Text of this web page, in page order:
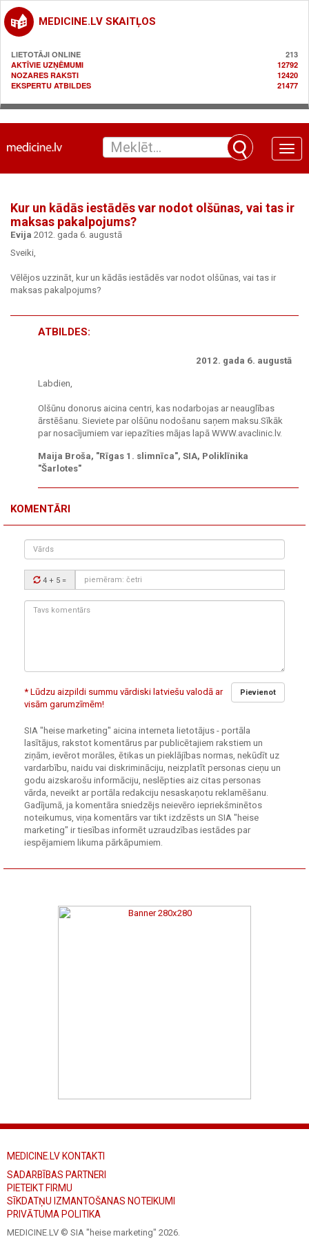
MEDICINE.LV SKAITĻOS
LIETOTĀJI ONLINE
213
AKTĪVIE UZŅĒMUMI
12792
NOZARES RAKSTI
12420
EKSPERTU ATBILDES
21477
Toggle
Kur un kādās iestādēs var nodot olšūnas, vai tas ir
maksas pakalpojums?
Evija 2012. gada 6. augustā
Sveiki,
Vēlējos uzzināt, kur un kādās iestādēs var nodot olšūnas, vai tas ir
maksas pakalpojums?
ATBILDES:
2012. gada 6. augustā
Labdien,
Olšūnu donorus aicina centri, kas nodarbojas ar neauglības
ārstēšanu. Sieviete par olšūnu nodošanu saņem maksu.Sīkāk
par nosacījumiem var iepazīties mājas lapā WWW.avaclinic.lv.
Maija Broša, "Rīgas 1. slimnīca", SIA, Poliklīnika
"Šarlotes"
KOMENTĀRI
Vārds
Drošības
kods:
4 + 5 =
Tavs
Pievienot
* Lūdzu aizpildi summu vārdiski latviešu valodā ar
visām garumzīmēm!
SIA "heise marketing" aicina interneta lietotājus - portāla
lasītājus, rakstot komentārus par publicētajiem rakstiem un
ziņām, ievērot morāles, ētikas un pieklājības normas, nekūdīt uz
vardarbību, naidu vai diskrimināciju, neizplatīt personas cieņu un
godu aizskarošu informāciju, neslēpties aiz citas personas
vārda, neveikt ar portāla redakciju nesaskaņotu reklamēšanu.
Gadījumā, ja komentāra sniedzējs neievēro iepriekšminētos
noteikumus, viņa komentārs var tikt izdzēsts un SIA "heise
marketing" ir tiesības informēt uzraudzības iestādes par
iespējamiem likuma pārkāpumiem.
MEDICINE.LV KONTAKTI
SADARBĪBAS PARTNERI
PIETEIKT FIRMU
SĪKDATŅU IZMANTOŠANAS NOTEIKUMI
PRIVĀTUMA POLITIKA
MEDICINE.LV © SIA "heise marketing" 2026.